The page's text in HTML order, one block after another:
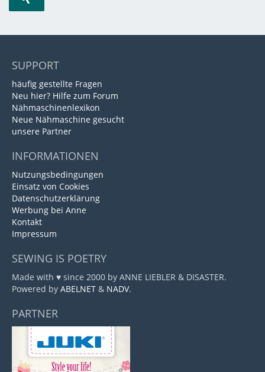
SUPPORT
häufig gestellte Fragen
Neu hier? Hilfe zum Forum
Nähmaschinenlexikon
Neue Nähmaschine gesucht
unsere Partner
INFORMATIONEN
Nutzungsbedingungen
Einsatz von Cookies
Datenschutzerklärung
Werbung bei Anne
Kontakt
Impressum
SEWING IS POETRY
Made with ♥ since 2000 by ANNE LIEBLER & DISASTER.
Powered by ABELNET & NADV.
PARTNER